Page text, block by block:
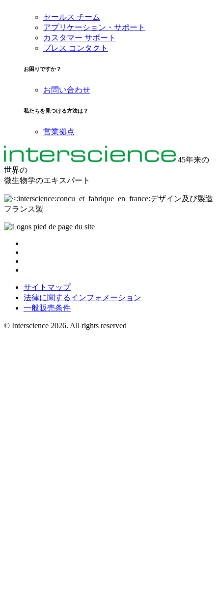
セールス チーム
アプリケーション・サポート
カスタマー サポート
プレス コンタクト
お困りですか？
お問い合わせ
私たちを見つける方法は？
営業拠点
45年来の
世界の
微生物学のエキスパート
デザイン及び製造
フランス製
サイトマップ
法律に関するインフォメーション
一般販売条件
© Interscience 2026. All rights reserved